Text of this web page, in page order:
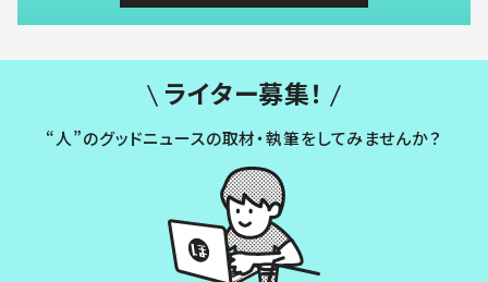
ライター募集！
“人”のグッドニュースの取材・執筆をしてみませんか？